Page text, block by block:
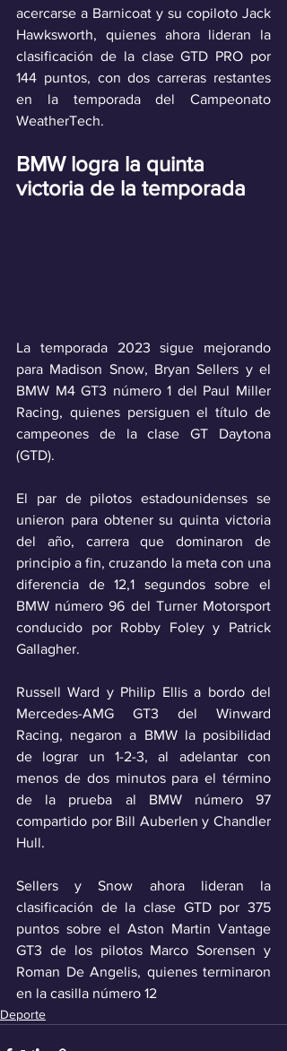
acercarse a Barnicoat y su copiloto Jack
Hawksworth, quienes ahora lideran la
clasificación de la clase GTD PRO por
144 puntos, con dos carreras restantes
en la temporada del Campeonato
WeatherTech.
BMW logra la quinta
victoria de la temporada
La temporada 2023 sigue mejorando
para Madison Snow, Bryan Sellers y el
BMW M4 GT3 número 1 del Paul Miller
Racing, quienes persiguen el título de
campeones de la clase GT Daytona
(GTD).
El par de pilotos estadounidenses se
unieron para obtener su quinta victoria
del año, carrera que dominaron de
principio a fin, cruzando la meta con una
diferencia de 12,1 segundos sobre el
BMW número 96 del Turner Motorsport
conducido por Robby Foley y Patrick
Gallagher.
Russell Ward y Philip Ellis a bordo del
Mercedes-AMG GT3 del Winward
Racing, negaron a BMW la posibilidad
de lograr un 1-2-3, al adelantar con
menos de dos minutos para el término
de la prueba al BMW número 97
compartido por Bill Auberlen y Chandler
Hull.
Sellers y Snow ahora lideran la
clasificación de la clase GTD por 375
puntos sobre el Aston Martin Vantage
GT3 de los pilotos Marco Sorensen y
Roman De Angelis, quienes terminaron
en la casilla número 12
Deporte